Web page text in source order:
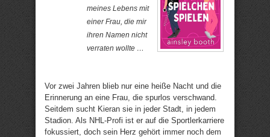
meines Lebens mit
einer Frau, die mir
ihren Namen nicht
verraten wollte …
Vor zwei Jahren blieb nur eine heiße Nacht und die
Erinnerung an eine Frau, die spurlos verschwand.
Seitdem sucht Kieran sie in jeder Stadt, in jedem
Stadion. Als NHL-Profi ist er auf die Sportlerkarriere
fokussiert, doch sein Herz gehört immer noch dem